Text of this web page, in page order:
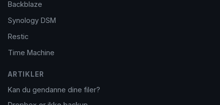
Backblaze
Synology DSM
Restic
Time Machine
ARTIKLER
Kan du gendanne dine filer?